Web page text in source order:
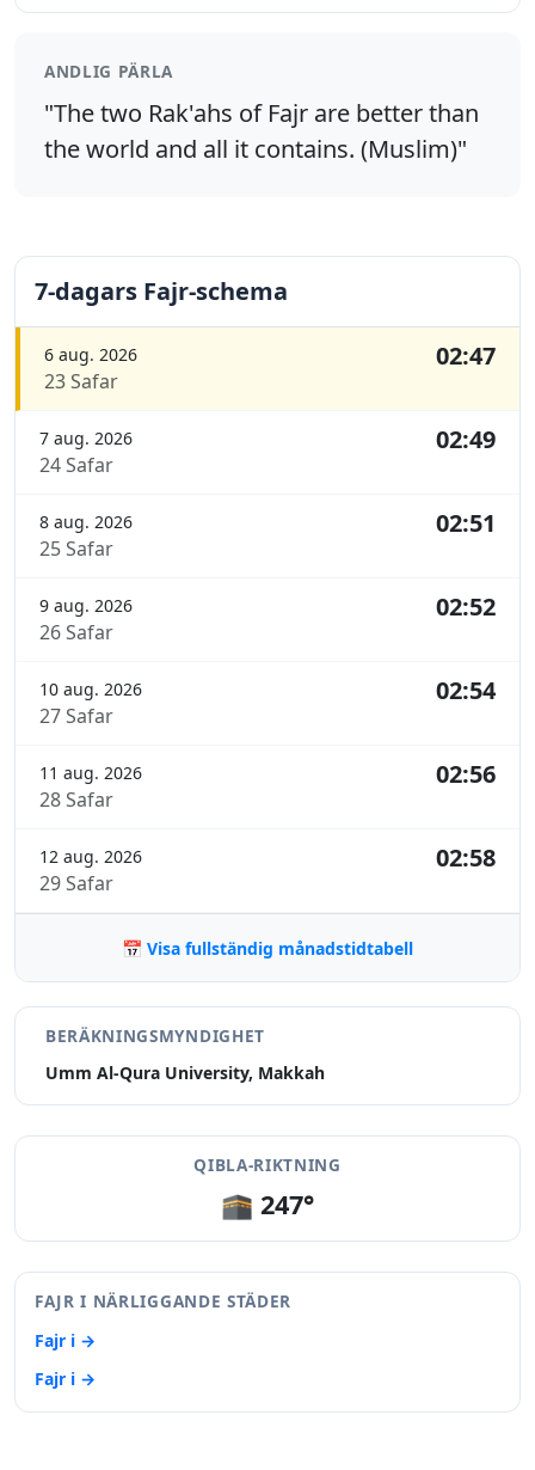
ANDLIG PÄRLA
"The two Rak'ahs of Fajr are better than
the world and all it contains. (Muslim)"
7-dagars Fajr-schema
6 aug. 2026
23 Safar
02:47
7 aug. 2026
24 Safar
02:49
8 aug. 2026
25 Safar
02:51
9 aug. 2026
26 Safar
02:52
10 aug. 2026
27 Safar
02:54
11 aug. 2026
28 Safar
02:56
12 aug. 2026
29 Safar
02:58
📅 Visa fullständig månadstidtabell
BERÄKNINGSMYNDIGHET
Umm Al-Qura University, Makkah
QIBLA-RIKTNING
🕋 247°
FAJR I NÄRLIGGANDE STÄDER
Fajr i →
Fajr i →